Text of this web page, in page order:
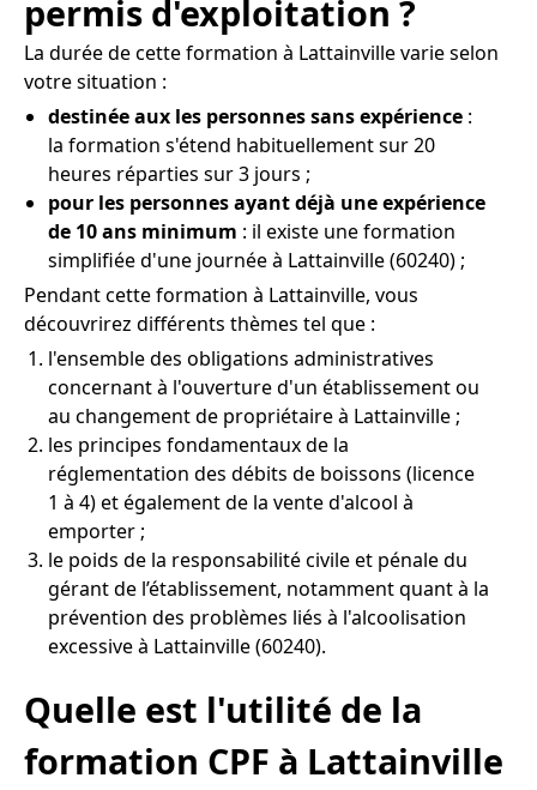
permis d'exploitation ?
La durée de cette formation à Lattainville varie selon
votre situation :
destinée aux les personnes sans expérience :
la formation s'étend habituellement sur 20
heures réparties sur 3 jours ;
pour les personnes ayant déjà une expérience
de 10 ans minimum : il existe une formation
simplifiée d'une journée à Lattainville (60240) ;
Pendant cette formation à Lattainville, vous
découvrirez différents thèmes tel que :
l'ensemble des obligations administratives
concernant à l'ouverture d'un établissement ou
au changement de propriétaire à Lattainville ;
les principes fondamentaux de la
réglementation des débits de boissons (licence
1 à 4) et également de la vente d'alcool à
emporter ;
le poids de la responsabilité civile et pénale du
gérant de l’établissement, notamment quant à la
prévention des problèmes liés à l'alcoolisation
excessive à Lattainville (60240).
Quelle est l'utilité de la
formation CPF à Lattainville